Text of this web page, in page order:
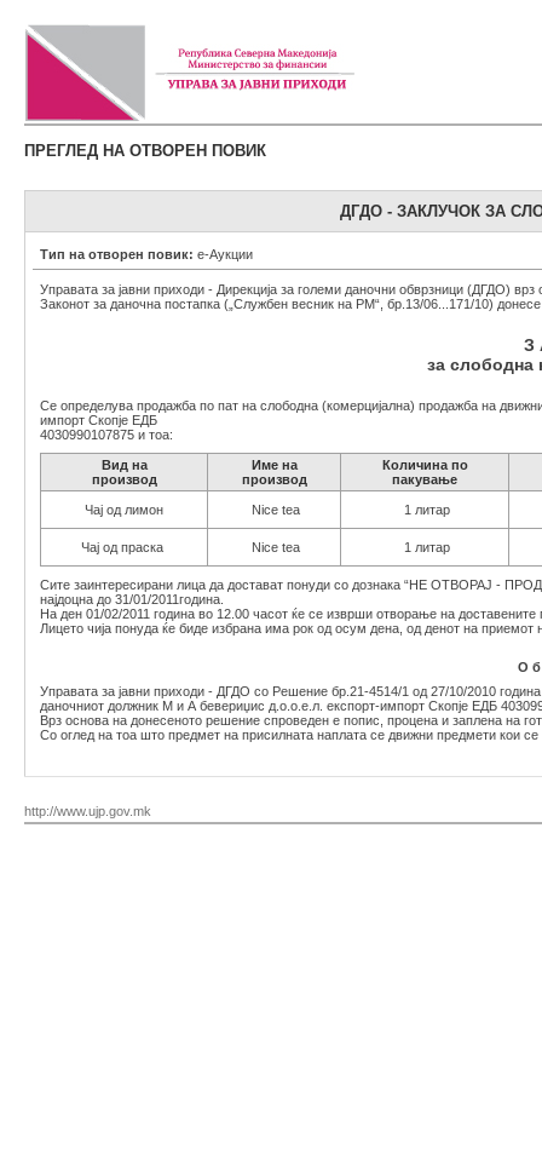
ПРЕГЛЕД НА ОТВОРЕН ПОВИК
ДГДО - ЗАКЛУЧОК ЗА
Тип на отворен повик: е-Аукции
Управата за јавни приходи - Дирекција за големи даночни обврзници (ДГДО)
Законот за даночна постапка („Службен весник на РМ“, бр.13/06...171/10) донесе
З
за слободна
Се определува продажба по пат на слободна (комерцијална) продажба на
импорт Скопје ЕДБ
4030990107875 и тоа:
Вид на
производ
Име на
производ
Количина по
пакување
Чај од лимон Nice tea 1 литар
Чај од праска Nice tea 1 литар
Сите заинтересирани лица да достават понуди со дознака “НЕ ОТВОРАЈ -
најдоцна до 31/01/2011година.
На ден 01/02/2011 година во 12.00 часот ќе се изврши отворање на доставените
Лицето чија понуда ќе биде избрана има рок од осум дена, од денот на
О б
Управата за јавни приходи - ДГДО со Решение бр.21-4514/1 од 27/10/2010
даночниот должник М и А бевериџис д.о.о.е.л. експорт-импорт Скопје ЕДБ
Врз основа на донесеното решение спроведен е попис, процена и заплена на
Со оглед на тоа што предмет на присилната наплата се движни предмети кои
http://www.ujp.gov.mk